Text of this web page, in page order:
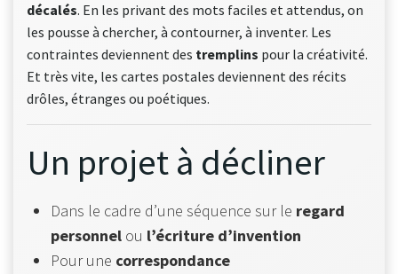
décalés. En les privant des mots faciles et attendus, on
les pousse à chercher, à contourner, à inventer. Les
contraintes deviennent des tremplins pour la créativité.
Et très vite, les cartes postales deviennent des récits
drôles, étranges ou poétiques.
Un projet à décliner
Dans le cadre d’une séquence sur le regard
personnel ou l’écriture d’invention
Pour une correspondance